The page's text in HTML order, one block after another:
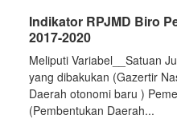
Indikator RPJMD Biro
2017-2020
Meliputi Variabel__Satuan
yang dibakukan (Gazertir
Daerah otonomi baru )
(Pembentukan Daerah...